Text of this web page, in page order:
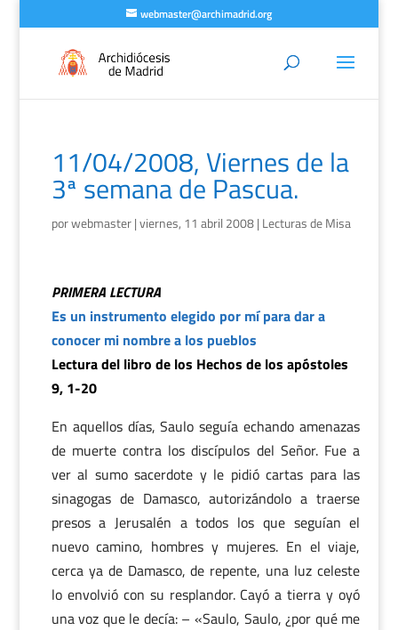
webmaster@archimadrid.org
11/04/2008, Viernes de la
3ª semana de Pascua.
porwebmaster|viernes, 11 abril 2008| Lecturas de Misa
PRIMERA LECTURA
Es un instrumento elegido por mí para dar a
conocer mi nombre a los pueblos
Lectura del libro de los Hechos de los apóstoles
9, 1-20
En aquellos días, Saulo seguía echando amenazas
de muerte contra los discípulos del Señor. Fue a
ver al sumo sacerdote y le pidió cartas para las
sinagogas de Damasco, autorizándolo a traerse
presos a Jerusalén a todos los que seguían el
nuevo camino, hombres y mujeres. En el viaje,
cerca ya de Damasco, de repente, una luz celeste
lo envolvió con su resplandor. Cayó a tierra y oyó
una voz que le decía: – «Saulo, Saulo, ¿por qué me